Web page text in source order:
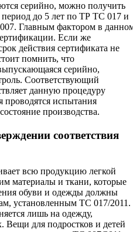
серийно, можно получить
до 5 лет по ТР ТС 017 и
Главным фактором в
Если же
действия сертификата не
помнить, что
серийно,
Соответствующий
данную процедуру
проводятся испытания
производства.
соответствия
всю продукцию легкой
материалы и ткани, которые
обуви и одежды должны
установленным ТС 017/2011.
лишь на одежду,
Вещи для подростков и детей